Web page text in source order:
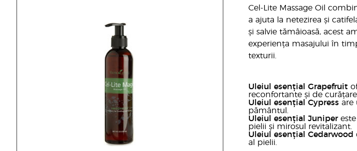
Cel-Lite Massage Oil
a ajuta la netezirea și
și salvie tămâioasă, acest
experiența masajului în
texturii.
Uleiul esențial Grapefruit
reconfortante și de curățare.
Uleiul esențial Cypress are
pământul.
Uleiul esențial Junipereste
pielii și mirosul revitalizant.
Uleiul esențial Cedarwood
al pielii.